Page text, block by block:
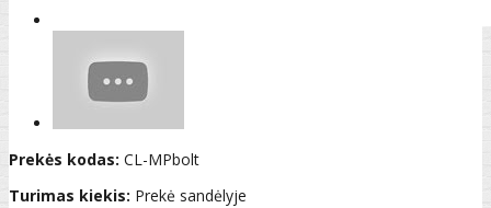
Prekės kodas: CL-MPbolt
Turimas kiekis: Prekė sandėlyje